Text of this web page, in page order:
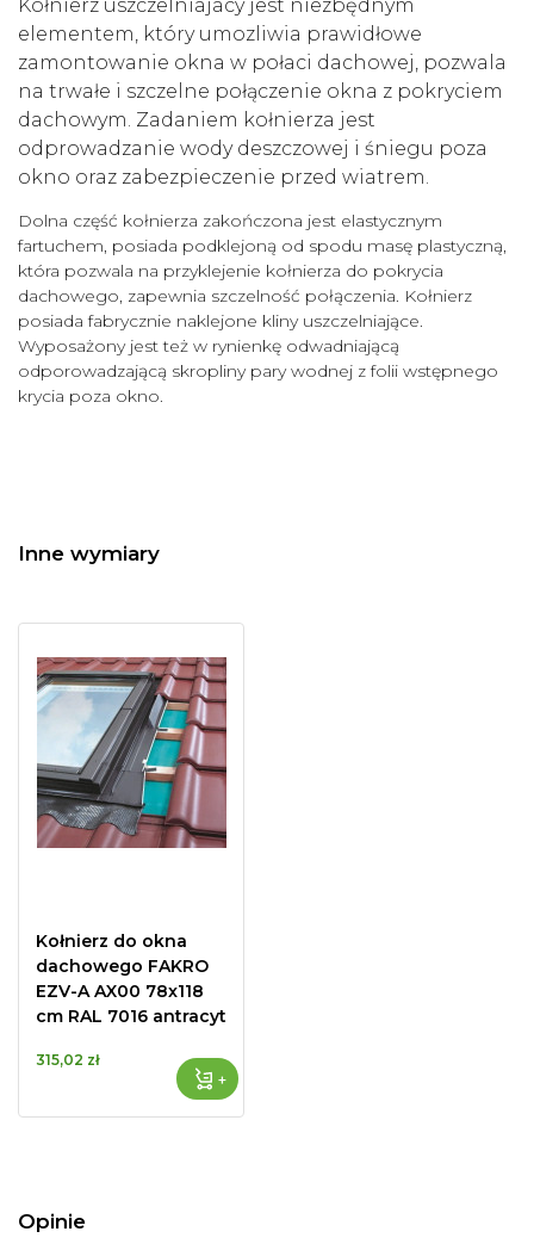
Kołnierz uszczelniajacy jest niezbędnym
elementem, który umozliwia prawidłowe
zamontowanie okna w połaci dachowej, pozwala
na trwałe i szczelne połączenie okna z pokryciem
dachowym. Zadaniem kołnierza jest
odprowadzanie wody deszczowej i śniegu poza
okno oraz zabezpieczenie przed wiatrem.
Dolna część kołnierza zakończona jest elastycznym
fartuchem, posiada podklejoną od spodu masę plastyczną,
która pozwala na przyklejenie kołnierza do pokrycia
dachowego, zapewnia szczelność połączenia. Kołnierz
posiada fabrycznie naklejone kliny uszczelniające.
Wyposażony jest też w rynienkę odwadniającą
odporowadzającą skropliny pary wodnej z folii wstępnego
krycia poza okno.
Inne wymiary
Kołnierz do okna
dachowego FAKRO
EZV-A AX00 78x118
cm RAL 7016 antracyt
315,02 zł
+
Opinie